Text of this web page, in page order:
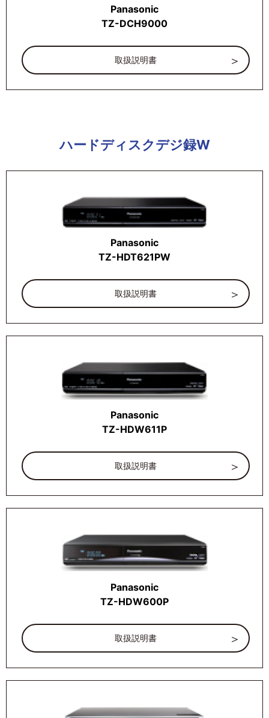
Panasonic
TZ-DCH9000
取扱説明書
ハードディスクデジ録W
Panasonic
TZ-HDT621PW
取扱説明書
Panasonic
TZ-HDW611P
取扱説明書
Panasonic
TZ-HDW600P
取扱説明書